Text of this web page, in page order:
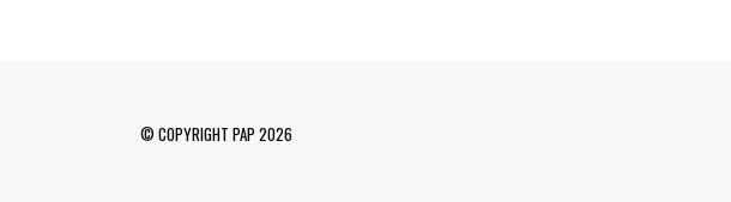
© COPYRIGHT PAP 2026